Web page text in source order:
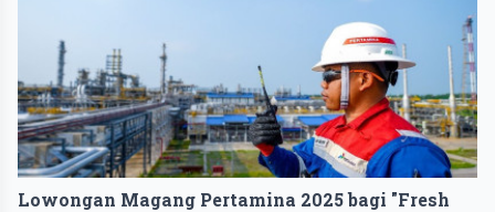
Lowongan Magang Pertamina 2025 bagi "Fresh